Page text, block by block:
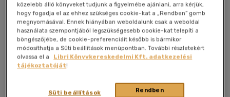
Dzsungel-mentőakció 2: A
világ körül - DVD
David Alaux
Polar Expressz -
digitálisan felújított
változat - Blu-ray
Film
közelebb álló könyveket tudjunk a figyelmébe ajánlani, arra kérjük,
hogy fogadja el az ehhez szükséges cookie-kat a „Rendben” gomb
megnyomásával. Ennek hiányában weboldalunk csak a weboldal
használata szempontjából legszükségesebb cookie-kat telepíti a
böngészőjébe, de cookie-preferenciáit később is bármikor
módosíthatja a Süti beállítások menüpontban. További részletekért
olvassa el a
Libri Könyvkereskedelmi Kft. adatkezelési
tájékoztatóját!
Rendben
Süti beállítások